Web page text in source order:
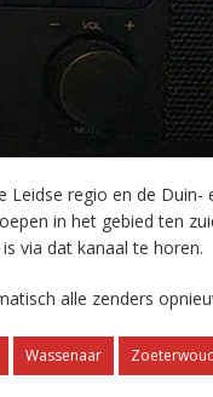
Leidse regio en de Duin-
in het gebied ten
via dat kanaal te horen.
alle zenders
Wassenaar